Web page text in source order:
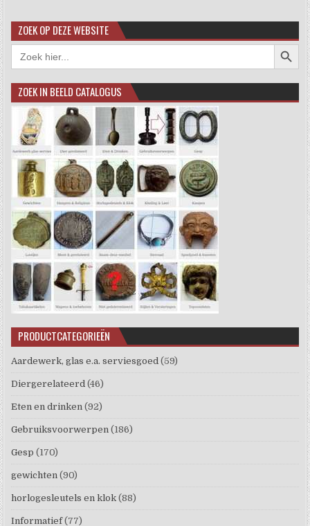
ZOEK OP DEZE WEBSITE
Zoek
naar:
ZOEK IN BEELD CATALOGUS
PRODUCTCATEGORIEËN
Aardewerk, glas e.a. serviesgoed (59)
Diergerelateerd (46)
Eten en drinken (92)
Gebruiksvoorwerpen (186)
Gesp (170)
gewichten (90)
horlogesleutels en klok (88)
Informatief (77)